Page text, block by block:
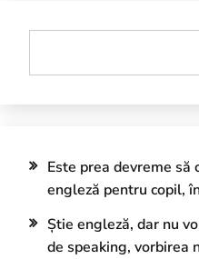
Este prea devreme să
engleză pentru copil,
Știe engleză, dar nu
de speaking, vorbirea